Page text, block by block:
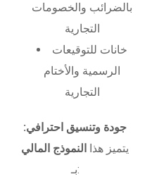
بالضرائب والخصومات
التجارية
خانات للتوقيعات
الرسمية والأختام
التجارية
جودة وتنسيق احترافي:
يتميز هذا
النموذج المالي
بـ: